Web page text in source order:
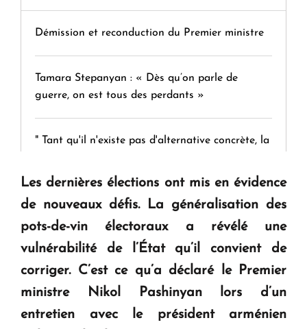
Démission et reconduction du Premier ministre
Tamara Stepanyan : « Dès qu’on parle de
guerre, on est tous des perdants »
" Tant qu'il n'existe pas d'alternative concrète, la
KASA : 30 ans d'audace, de résilience et d'avenir
en Arménie
Le premier hôtel Hyatt Regency d'Arménie
ouvrira ses portes à Dilijan
Les dernières élections ont mis en évidence
de nouveaux défis. La généralisation des
pots-de-vin électoraux a révélé une
vulnérabilité de l’État qu’il convient de
corriger. C’est ce qu’a déclaré le Premier
ministre Nikol Pashinyan lors d’un
entretien avec le président arménien